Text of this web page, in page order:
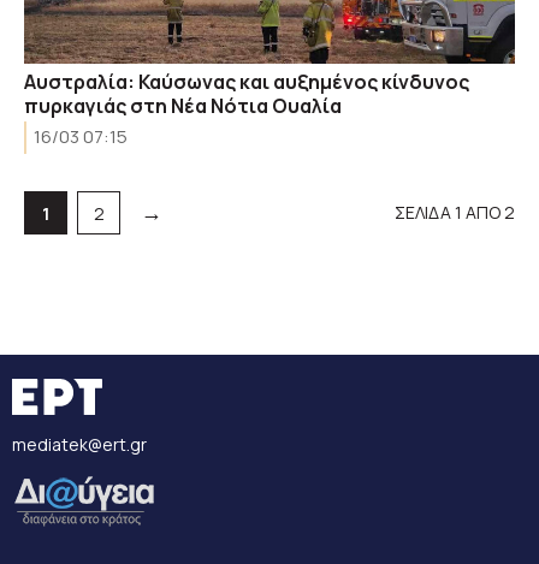
Αυστραλία: Καύσωνας και αυξημένος κίνδυνος
πυρκαγιάς στη Νέα Νότια Ουαλία
16/03 07:15
Σελίδα
1 Σελίδα
2 → ΣΕΛΙΔΑ 1 ΑΠΟ 2
mediatek@ert.gr